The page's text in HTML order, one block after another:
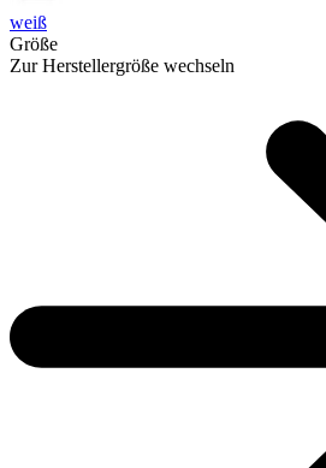
weiß
Größe
Zur Herstellergröße wechseln